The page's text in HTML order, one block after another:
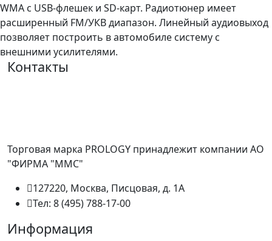
WMA с USB-флешек и SD-карт. Радиотюнер имеет
расширенный FM/УКВ диапазон. Линейный аудиовыход
позволяет построить в автомобиле систему с
внешними усилителями.
Контакты
Торговая марка PROLOGY принадлежит компании АО
"ФИРМА "ММС"
127220, Москва, Писцовая, д. 1А
Тел: 8 (495) 788-17-00
Информация